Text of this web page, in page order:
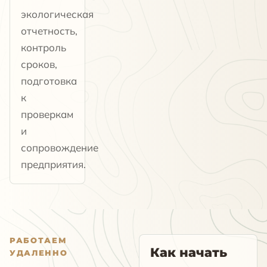
экологическая
отчетность,
контроль
сроков,
подготовка
к
проверкам
и
сопровождение
предприятия.
РАБОТАЕМ
УДАЛЕННО
Как начать